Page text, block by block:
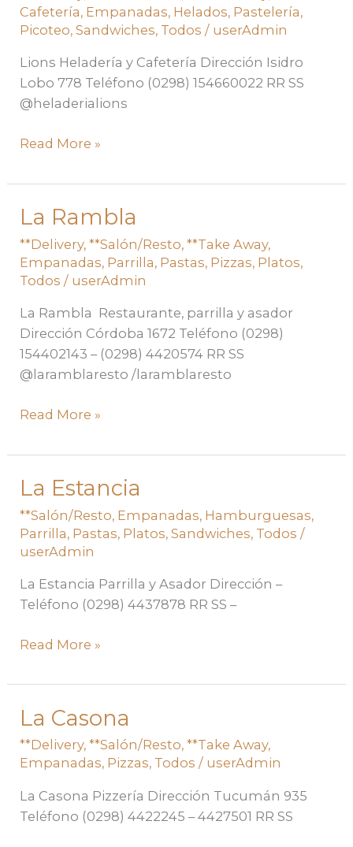
Cafetería, Empanadas, Helados, Pastelería,
Picoteo,Sandwiches, Todos / userAdmin
Lions Heladería y Cafetería Dirección Isidro
Lobo 778 Teléfono (0298) 154660022 RR SS
@heladerialions
Read More »
La Rambla
**Delivery,**Salón/Resto,**Take Away,
Empanadas, Parrilla, Pastas, Pizzas, Platos,
Todos / userAdmin
La Rambla Restaurante, parrilla y asador
Dirección Córdoba 1672 Teléfono (0298)
154402143 – (0298) 4420574 RR SS
@laramblaresto /laramblaresto
La
Read More »
La Estancia
**Salón/Resto, Empanadas, Hamburguesas,
Parrilla, Pastas, Platos,Sandwiches, Todos /
userAdmin
La Estancia Parrilla y Asador Dirección –
Teléfono (0298) 4437878 RR SS –
La
Read More »
La Casona
**Delivery,**Salón/Resto,**Take Away,
Empanadas, Pizzas, Todos / userAdmin
La Casona Pizzería Dirección Tucumán 935
Teléfono (0298) 4422245 – 4427501 RR SS
La